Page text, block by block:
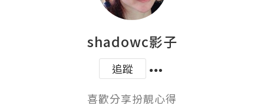
shadowc影子
追蹤
喜歡分享扮靚心得